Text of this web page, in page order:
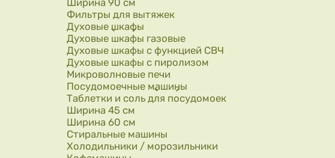
Фильтры для вытяжек
Духовые шкафы
Духовые шкафы газовые
Духовые шкафы с функцией СВЧ
Духовые шкафы с пиролизом
Микроволновые печи
Посудомоечные машины
Таблетки и соль для посудомоек
Ширина 45 см
Ширина 60 см
Стиральные машины
Холодильники / морозильники